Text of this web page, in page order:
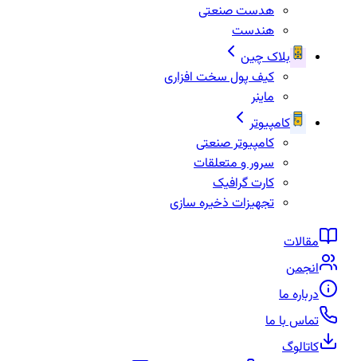
هدست صنعتی
هندست
بلاک چین
کیف پول سخت افزاری
ماینر
کامپیوتر
کامپیوتر صنعتی
سرور و متعلقات
کارت گرافیک
تجهیزات ذخیره سازی
مقالات
انجمن
درباره ما
تماس با ما
کاتالوگ